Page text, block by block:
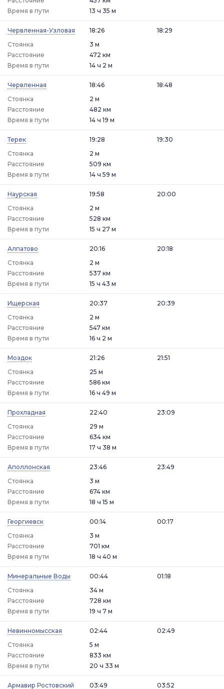
Время в пути
13 ч 35 м
Червленная-Узловая
18:26
Стоянка
3 м
18:29
Расстояние
472 км
Время в пути
14 ч 2 м
Червленная
18:46
Стоянка
2 м
18:48
Расстояние
482 км
Время в пути
14 ч 19 м
Терек
19:28
Стоянка
2 м
19:30
Расстояние
509 км
Время в пути
14 ч 59 м
Наурская
19:58
Стоянка
2 м
20:00
Расстояние
528 км
Время в пути
15 ч 27 м
Алпатово
20:16
Стоянка
2 м
20:18
Расстояние
537 км
Время в пути
15 ч 43 м
Ищерская
20:37
Стоянка
2 м
20:39
Расстояние
547 км
Время в пути
16 ч 2 м
Моздок
21:26
Стоянка
25 м
21:51
Расстояние
586 км
Время в пути
16 ч 49 м
Прохладная
22:40
Стоянка
29 м
23:09
Расстояние
634 км
Время в пути
17 ч 38 м
Аполлонская
23:46
Стоянка
3 м
23:49
Расстояние
674 км
Время в пути
18 ч 15 м
Георгиевск
00:14
Стоянка
3 м
00:17
Расстояние
701 км
Время в пути
18 ч 40 м
Минеральные Воды
00:44
Стоянка
34 м
01:18
Расстояние
728 км
Время в пути
19 ч 7 м
Невинномысская
02:44
Стоянка
5 м
02:49
Расстояние
833 км
Время в пути
20 ч 33 м
Армавир Ростовский 03:49 03:52